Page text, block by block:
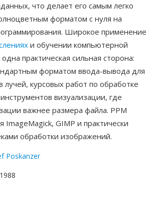
что делает его самым легко
форматом с нуля на
Широкое применение
и обучении компьютерной
практическая сильная сторона:
форматом ввода-вывода для
лучей, курсовых работ по обработке
визуализации, где
важнее размера файла. PPM
ImageMagick, GIMP и практически
обработки изображений.
Poskanzer